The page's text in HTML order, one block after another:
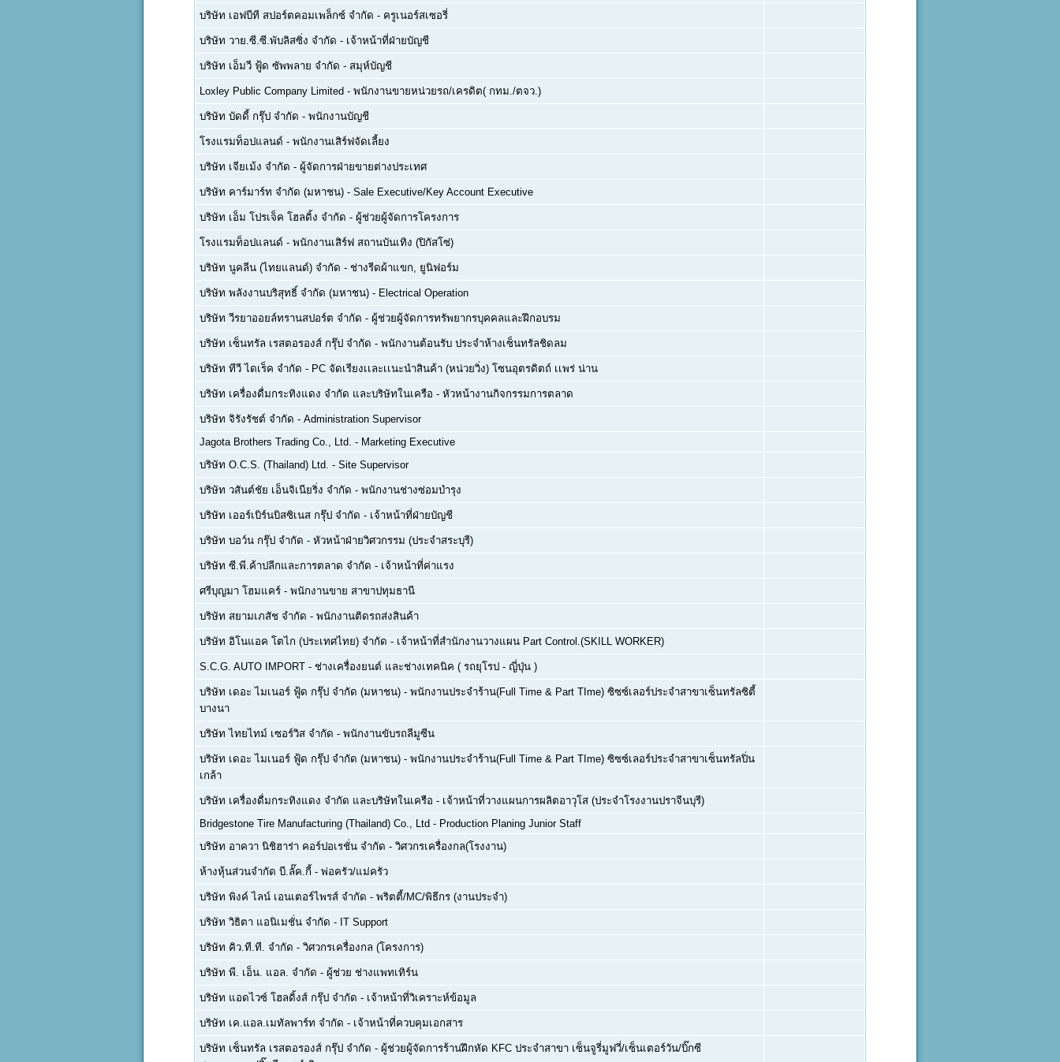
บริษัท เอฟบีที สปอร์ตคอมเพล็กซ์ จำกัด - ครูเนอร์สเซอรี่
บริษัท วาย.ซี.ซี.พับลิสซิ่ง จำกัด - เจ้าหน้าที่ฝ่ายบัญชี
บริษัท เอ็มวี ฟู้ด ซัพพลาย จำกัด - สมุห์บัญชี
Loxley Public Company Limited - พนักงานขายหน่วยรถ/เครดิต( กทม./ตจว.)
บริษัท บัดดี้ กรุ๊ป จำกัด - พนักงานบัญชี
โรงแรมท็อปแลนด์ - พนักงานเสิร์ฟจัดเลี้ยง
บริษัท เจียเม้ง จำกัด - ผู้จัดการฝ่ายขายต่างประเทศ
บริษัท คาร์มาร์ท จำกัด (มหาชน) - Sale Executive/Key Account Executive
บริษัท เอ็ม โปรเจ็ค โฮลดิ้ง จำกัด - ผู้ช่วยผู้จัดการโครงการ
โรงแรมท็อปแลนด์ - พนักงานเสิร์ฟ สถานบันเทิง (ปิกัสโซ่)
บริษัท นูคลีน (ไทยแลนด์) จำกัด - ช่างรีดผ้าแขก, ยูนิฟอร์ม
บริษัท พลังงานบริสุทธิ์ จำกัด (มหาชน) - Electrical Operation
บริษัท วีรยาออยล์ทรานสปอร์ต จำกัด - ผู้ช่วยผู้จัดการทรัพยากรบุคคลและฝึกอบรม
บริษัท เซ็นทรัล เรสตอรองส์ กรุ๊ป จำกัด - พนักงานต้อนรับ ประจำห้างเซ็นทรัลชิดลม
บริษัท ทีวี ไดเร็ค จำกัด - PC จัดเรียงเเละเเนะนำสินค้า (หน่วยวิ่ง) โซนอุตรดิตถ์ เเพร่ น่าน
บริษัท เครื่องดื่มกระทิงแดง จำกัด และบริษัทในเครือ - หัวหน้างานกิจกรรมการตลาด
บริษัท จิรังรัชต์ จำกัด - Administration Supervisor
Jagota Brothers Trading Co., Ltd. - Marketing Executive
บริษัท O.C.S. (Thailand) Ltd. - Site Supervisor
บริษัท วสันต์ชัย เอ็นจิเนียริ่ง จำกัด - พนักงานช่างซ่อมบำรุง
บริษัท เออร์เบิร์นบิสซิเนส กรุ๊ป จำกัด - เจ้าหน้าที่ฝ่ายบัญชี
บริษัท บอว์น กรุ๊ป จำกัด - หัวหน้าฝ่ายวิศวกรรม (ประจำสระบุรี)
บริษัท ซี.พี.ค้าปลีกและการตลาด จำกัด - เจ้าหน้าที่ค่าแรง
ศรีบุญมา โฮมแคร์ - พนักงานขาย สาขาปทุมธานี
บริษัท สยามเภสัช จำกัด - พนักงานติดรถส่งสินค้า
บริษัท อิโนแอค โตไก (ประเทศไทย) จำกัด - เจ้าหน้าที่สำนักงานวางแผน Part Control.(SKILL WORKER)
S.C.G. AUTO IMPORT - ช่างเครื่องยนต์ และช่างเทคนิค ( รถยุโรป - ญี่ปุ่น )
บริษัท เดอะ ไมเนอร์ ฟู้ด กรุ๊ป จำกัด (มหาชน) - พนักงานประจำร้าน(Full Time & Part TIme) ซิซซ์เลอร์ประจำสาขาเซ็นทรัลซิตี้
บางนา
บริษัท ไทยไทม์ เซอร์วิส จำกัด - พนักงานขับรถลีมูซีน
บริษัท เดอะ ไมเนอร์ ฟู้ด กรุ๊ป จำกัด (มหาชน) - พนักงานประจำร้าน(Full Time & Part TIme) ซิซซ์เลอร์ประจำสาขาเซ็นทรัลปิ่น
เกล้า
บริษัท เครื่องดื่มกระทิงแดง จำกัด และบริษัทในเครือ - เจ้าหน้าที่วางแผนการผลิตอาวุโส (ประจำโรงงานปราจีนบุรี)
Bridgestone Tire Manufacturing (Thailand) Co., Ltd - Production Planing Junior Staff
บริษัท อาควา นิชิฮาร่า คอร์ปอเรชั่น จำกัด - วิศวกรเครื่องกล(โรงงาน)
ห้างหุ้นส่วนจำกัด บี.ลั๊ค.กี้ - พ่อครัว/แม่ครัว
บริษัท พิงค์ ไลน์ เอนเตอร์ไพรส์ จำกัด - พริตตี้/MC/พิธีกร (งานประจำ)
บริษัท วิธิตา แอนิเมชั่น จำกัด - IT Support
บริษัท คิว.ที.ที. จำกัด - วิศวกรเครื่องกล (โครงการ)
บริษัท พี. เอ็น. แอล. จำกัด - ผู้ช่วย ช่างแพทเทิร์น
บริษัท แอดไวซ์ โฮลดิ้งส์ กรุ๊ป จำกัด - เจ้าหน้าที่วิเคราะห์ข้อมูล
บริษัท เค.แอล.เมทัลพาร์ท จำกัด - เจ้าหน้าที่ควบคุมเอกสาร
บริษัท เซ็นทรัล เรสตอรองส์ กรุ๊ป จำกัด - ผู้ช่วยผู้จัดการร้านฝึกหัด KFC ประจำสาขา เซ็นจูรี่มูฟวี่/เซ็นเตอร์วัน/บิ๊กซี